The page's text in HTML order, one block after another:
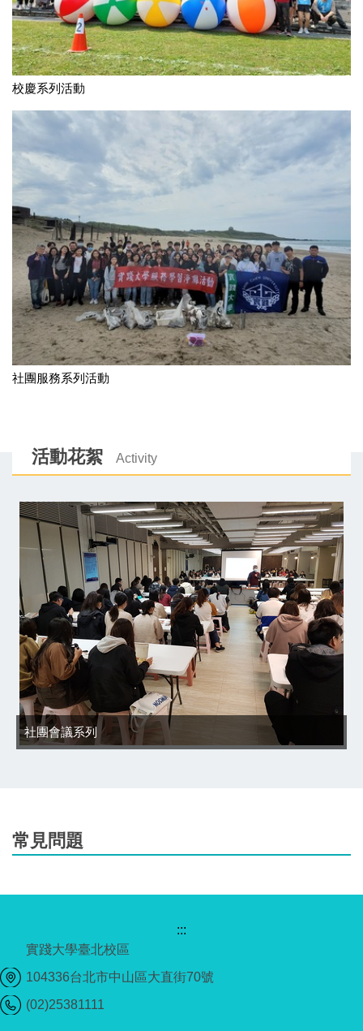
校慶系列活動
社團服務系列活動
活動花絮 Activity
社團會議系列
常見問題
:::
實踐大學臺北校區
104336台北市中山區大直街70號
(02)25381111